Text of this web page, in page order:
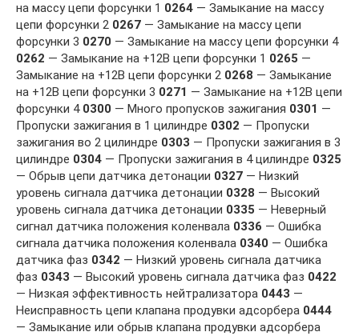
на массу цепи форсунки 1 0264 — Замыкание на массу
цепи форсунки 2 0267 — Замыкание на массу цепи
форсунки 3 0270 — Замыкание на массу цепи форсунки 4
0262 — Замыкание на +12В цепи форсунки 1 0265 —
Замыкание на +12В цепи форсунки 2 0268 — Замыкание
на +12В цепи форсунки 3 0271 — Замыкание на +12В цепи
форсунки 4 0300 — Много пропусков зажигания 0301 —
Пропуски зажигания в 1 цилиндре 0302 — Пропуски
зажигания во 2 цилиндре 0303 — Пропуски зажигания в 3
цилиндре 0304 — Пропуски зажигания в 4 цилиндре 0325
— Обрыв цепи датчика детонации 0327 — Низкий
уровень сигнала датчика детонации 0328 — Высокий
уровень сигнала датчика детонации 0335 — Неверный
сигнал датчика положения коленвала 0336 — Ошибка
сигнала датчика положения коленвала 0340 — Ошибка
датчика фаз 0342 — Низкий уровень сигнала датчика
фаз 0343 — Высокий уровень сигнала датчика фаз 0422
— Низкая эффективность нейтрализатора 0443 —
Неисправность цепи клапана продувки адсорбера 0444
— Замыкание или обрыв клапана продувки адсорбера